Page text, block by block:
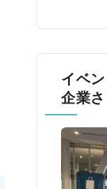
イベ
企業さ